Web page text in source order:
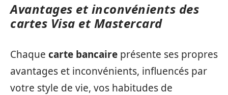
Avantages et inconvénients des
cartes Visa et Mastercard
Chaque carte bancaire présente ses propres
avantages et inconvénients, influencés par
votre style de vie, vos habitudes de